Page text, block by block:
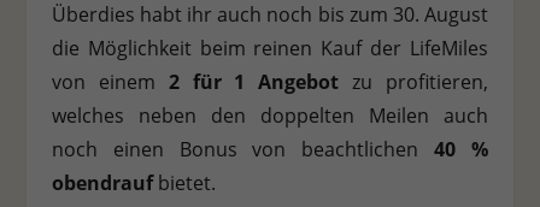
Überdies habt ihr auch noch bis zum 30. August
die Möglichkeit beim reinen Kauf der LifeMiles
von einem 2 für 1 Angebot zu profitieren,
welches neben den doppelten Meilen auch
noch einen Bonus von beachtlichen40 %
obendraufbietet.